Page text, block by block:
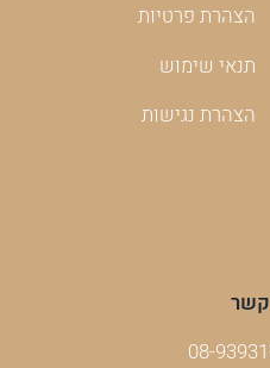
הצהרת פרטיות
תנאי שימוש
הצהרת נגישות
קשר
08-